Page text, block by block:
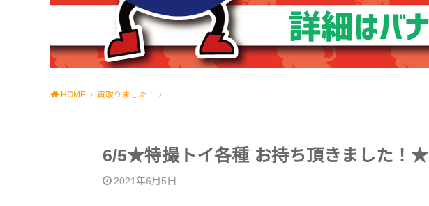
HOME 買取りました！
6/5★特撮トイ各種 お持ち頂きました！★
2021年6月5日